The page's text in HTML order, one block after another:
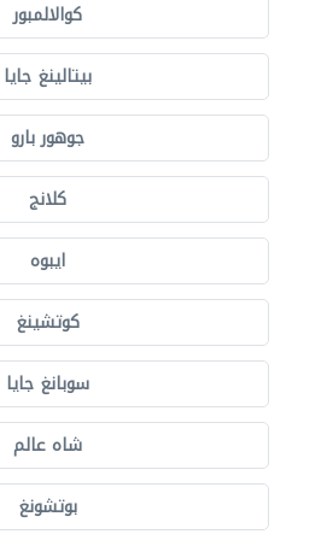
كوالالمبور
بيتالينغ جايا
جوهور بارو
كلانج
ايبوه
كوتشينغ
سوبانغ جايا
شاه عالم
بوتشونغ